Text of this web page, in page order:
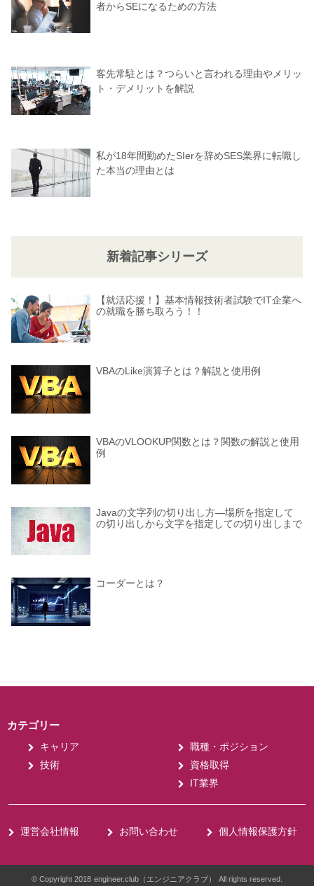
者からSEになるための方法
客先常駐とは？つらいと言われる理由やメリッ
ト・デメリットを解説
私が18年間勤めたSIerを辞めSES業界に転職し
た本当の理由とは
新着記事シリーズ
【就活応援！】基本情報技術者試験でIT企業へ
の就職を勝ち取ろう！！
VBAのLike演算子とは？解説と使用例
VBAのVLOOKUP関数とは？関数の解説と使用
例
Javaの文字列の切り出し方―場所を指定して
の切り出しから文字を指定しての切り出しまで
コーダーとは？
カテゴリー
キャリア
職種・ポジション
技術
資格取得
IT業界
運営会社情報 お問い合わせ 個人情報保護方針
© Copyright 2018 engineer.club（エンジニアクラブ） All rights reserved.